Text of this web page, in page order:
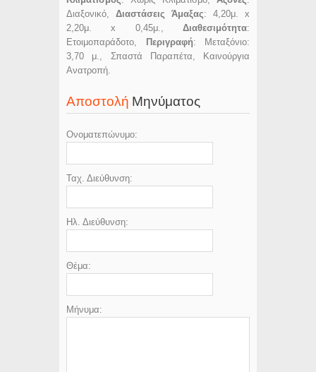
Διαξονικό, Διαστάσεις Άμαξας: 4,20μ. x
2,20μ. x 0,45μ., Διαθεσιμότητα:
Ετοιμοπαράδοτο,
Περιγραφή: Μεταξόνιο:
3,70 μ., Σπαστά Παραπέτα, Καινούργια
Ανατροπή.
Αποστολή Μηνύματος
Ονοματεπώνυμο:
Ταχ. Διεύθυνση:
Ηλ. Διεύθυνση:
Θέμα:
Μήνυμα: